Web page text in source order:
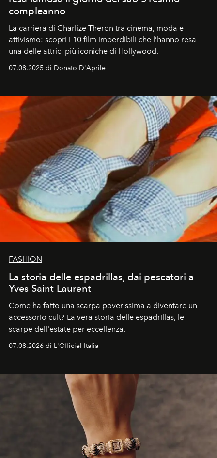
compleanno
La carriera di Charlize Theron tra cinema, moda e
attivismo: scopri i 10 film imperdibili che l’hanno resa
una delle attrici più iconiche di Hollywood.
07.08.2025 di Donato D'Aprile
FASHION
La storia delle espadrillas, dai pescatori a
Yves Saint Laurent
Come ha fatto una scarpa poverissima a diventare un
accessorio cult? La vera storia delle espadrillas, le
scarpe dell'estate per eccellenza.
07.08.2026 di L'Officiel Italia